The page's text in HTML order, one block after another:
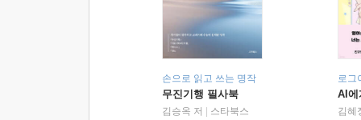
손으로 읽고 쓰는 명작
무진기행 필사북
김승옥 저
스타북스
로그
AI에
김혜